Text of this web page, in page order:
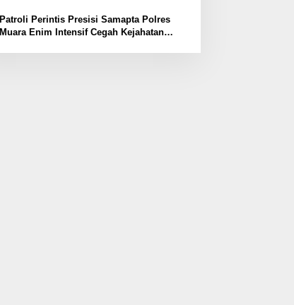
Patroli Perintis Presisi Samapta Polres
Muara Enim Intensif Cegah Kejahatan